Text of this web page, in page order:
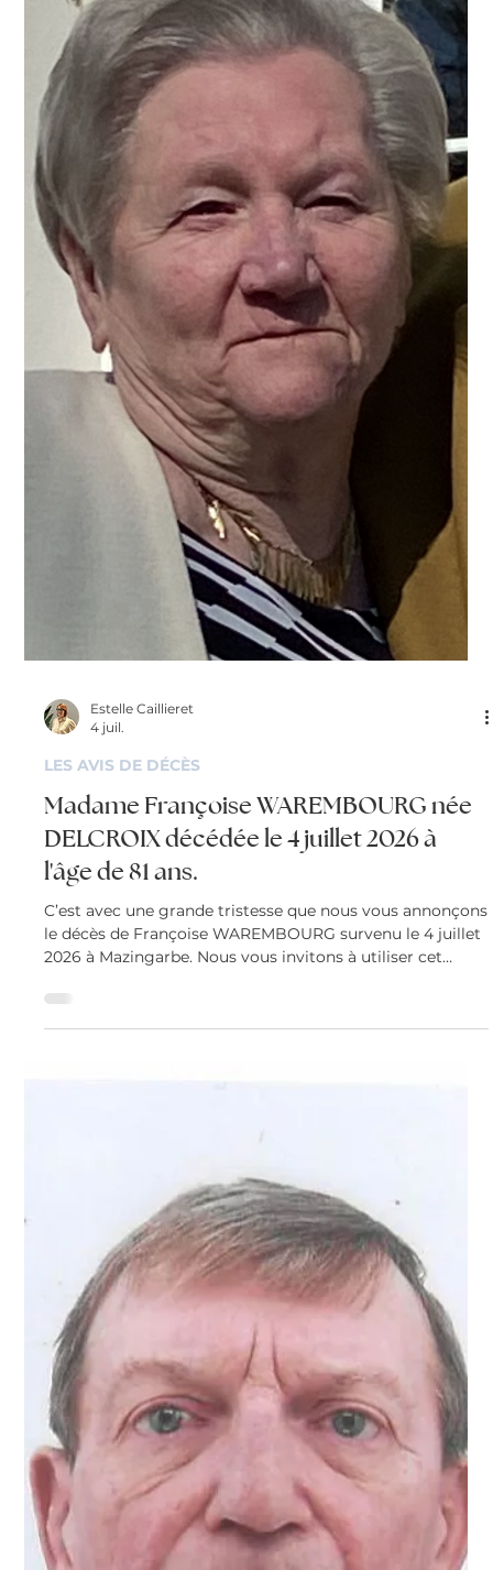
Estelle Caillieret
24 juil.
LES AVIS DE DÉCÈS
Monsieur Arnauld DARSY décédé le 23
juillet 2026 à l'âge de 73 ans.
C’est avec une grande tristesse que nous vous annonçons
le décès d'Arnauld DARSY survenu le 23 juillet 2026 à
Lens. Nous vous invitons à utiliser cet espace pour laisser
vos condoléances, partager des photos souvenirs, une
anecdote ou exprimer vos pensées à travers des poèmes
ou des textes.
Estelle Caillieret
4 juil.
LES AVIS DE DÉCÈS
Madame Françoise WAREMBOURG née
DELCROIX décédée le 4 juillet 2026 à
l'âge de 81 ans.
C’est avec une grande tristesse que nous vous annonçons